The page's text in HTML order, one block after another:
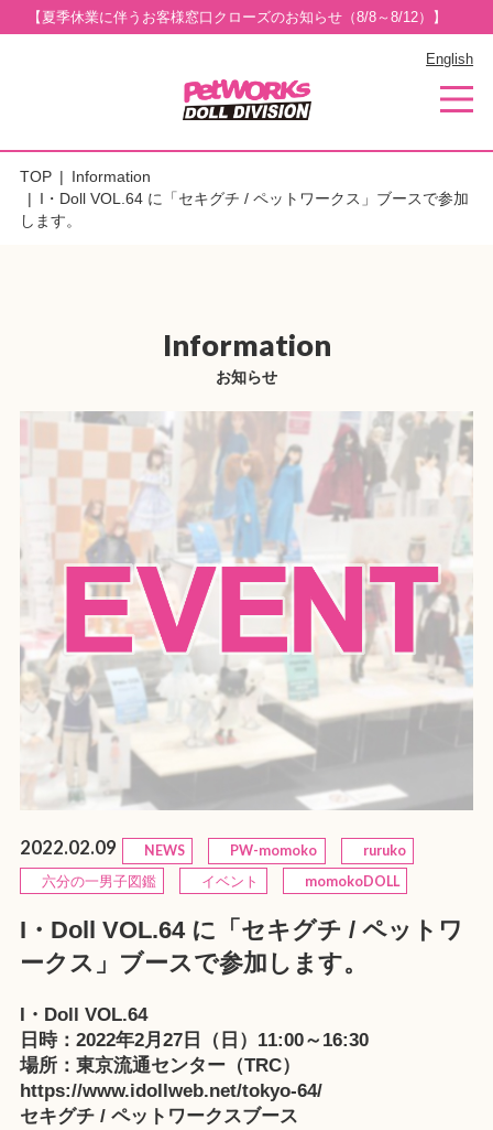
【夏季休業に伴うお客様窓口クローズのお知らせ（8/8～8/12）】
English
TOP
Information
I・Doll VOL.64 に「セキグチ / ペットワークス」ブースで参加
します。
Information
お知らせ
2022.02.09 NEWS PW-momoko
ruruko
六分の一男子図鑑
イベント momokoDOLL
I・Doll VOL.64 に「セキグチ / ペットワ
ークス」ブースで参加します。
I・Doll VOL.64
日時：2022年2月27日（日）11:00～16:30
場所：東京流通センター（TRC）
https://www.idollweb.net/tokyo-64/
セキグチ / ペットワークスブース